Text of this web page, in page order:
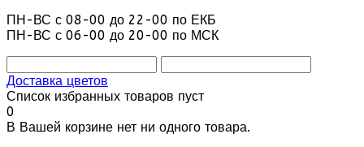
ПН-ВС с 08-00 до 22-00 по ЕКБ
ПН-ВС с 06-00 до 20-00 по МСК
Доставка цветов
Список избранных товаров пуст
0
В Вашей корзине нет ни одного товара.